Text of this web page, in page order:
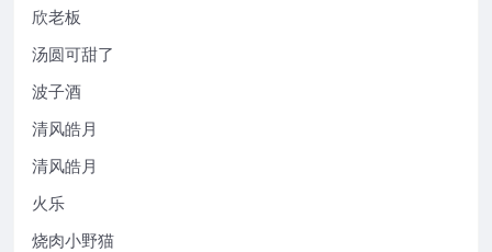
欣老板
汤圆可甜了
波子酒
清风皓月
清风皓月
火乐
烧肉小野猫